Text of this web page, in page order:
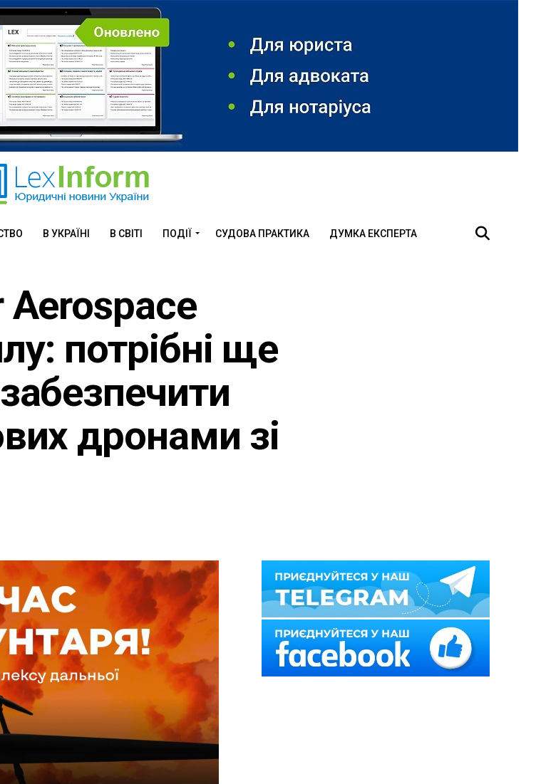
В УКРАЇНІ В СВІТІ ПОДІЇ СУДОВА ПРАКТИКА ДУМКА ЕКСПЕРТА
Aerospace
потрібні ще
дронами зі